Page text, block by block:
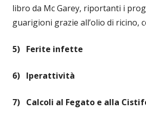
libro da Mc Garey, riportanti i
guarigioni grazie all’olio di ricino,
5) Ferite infette
6) Iperattività
7) Calcoli al Fegato e alla